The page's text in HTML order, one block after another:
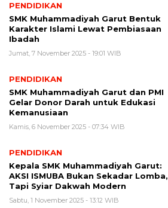
PENDIDIKAN
SMK Muhammadiyah Garut Bentuk
Karakter Islami Lewat Pembiasaan
Ibadah
Jumat, 7 November 2025 - 19:01 WIB
PENDIDIKAN
SMK Muhammadiyah Garut dan PMI
Gelar Donor Darah untuk Edukasi
Kemanusiaan
Kamis, 6 November 2025 - 07:34 WIB
PENDIDIKAN
Kepala SMK Muhammadiyah Garut:
AKSI ISMUBA Bukan Sekadar Lomba,
Tapi Syiar Dakwah Modern
Sabtu, 1 November 2025 - 13:12 WIB